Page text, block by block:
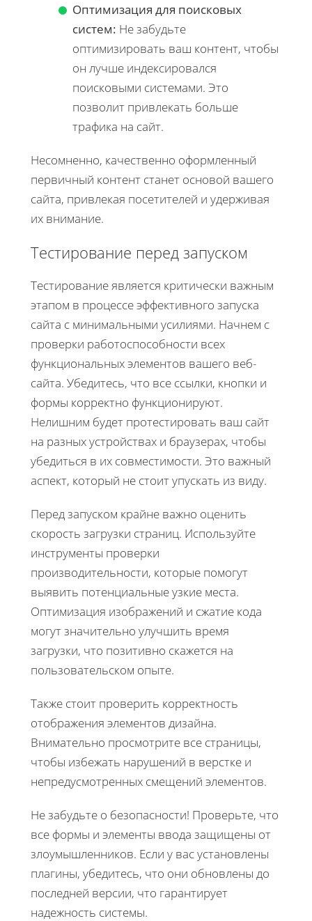
Оптимизация для поисковых
систем: Не забудьте
оптимизировать ваш контент, чтобы
он лучше индексировался
поисковыми системами. Это
позволит привлекать больше
трафика на сайт.
Несомненно, качественно оформленный
первичный контент станет основой вашего
сайта, привлекая посетителей и удерживая
их внимание.
Тестирование перед запуском
Тестирование является критически важным
этапом в процессе эффективного запуска
сайта с минимальными усилиями. Начнем с
проверки работоспособности всех
функциональных элементов вашего веб-
сайта. Убедитесь, что все ссылки, кнопки и
формы корректно функционируют.
Нелишним будет протестировать ваш сайт
на разных устройствах и браузерах, чтобы
убедиться в их совместимости. Это важный
аспект, который не стоит упускать из виду.
Перед запуском крайне важно оценить
скорость загрузки страниц. Используйте
инструменты проверки
производительности, которые помогут
выявить потенциальные узкие места.
Оптимизация изображений и сжатие кода
могут значительно улучшить время
загрузки, что позитивно скажется на
пользовательском опыте.
Также стоит проверить корректность
отображения элементов дизайна.
Внимательно просмотрите все страницы,
чтобы избежать нарушений в верстке и
непредусмотренных смещений элементов.
Не забудьте о безопасности! Проверьте, что
все формы и элементы ввода защищены от
злоумышленников. Если у вас установлены
плагины, убедитесь, что они обновлены до
последней версии, что гарантирует
надежность системы.